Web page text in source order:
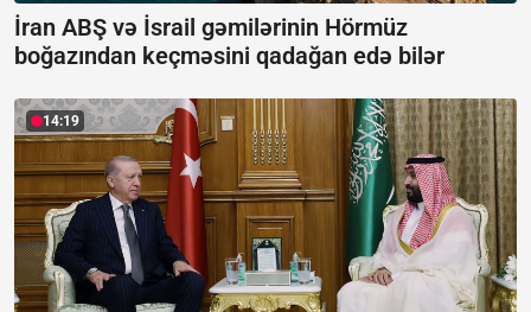
İran ABŞ və İsrail gəmilərinin Hörmüz
boğazından keçməsini qadağan edə bilər
14:19